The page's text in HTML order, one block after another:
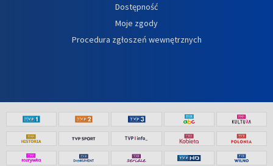
Dostępność
Moje zgody
Procedura zgłoszeń wewnętrznych